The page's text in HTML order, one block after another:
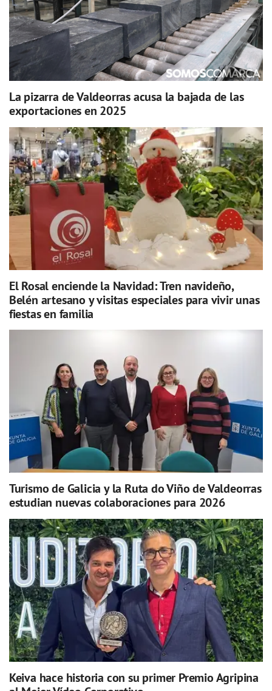
La pizarra de Valdeorras acusa la bajada de las
exportaciones en 2025
El Rosal enciende la Navidad: Tren navideño,
Belén artesano y visitas especiales para vivir unas
fiestas en familia
Turismo de Galicia y la Ruta do Viño de Valdeorras
estudian nuevas colaboraciones para 2026
Keiva hace historia con su primer Premio Agripina